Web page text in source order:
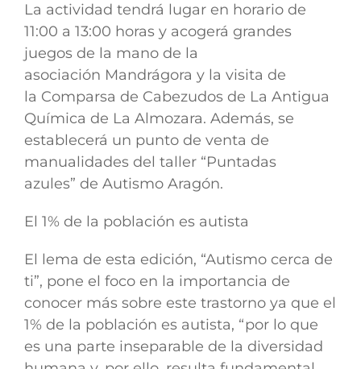
La actividad tendrá lugar en horario de
11:00 a 13:00 horas y acogerá grandes
juegos de la mano de la
asociación Mandrágora y la visita de
la Comparsa de Cabezudos de La Antigua
Química de La Almozara. Además, se
establecerá un punto de venta de
manualidades del taller “Puntadas
azules” de Autismo Aragón.
El 1% de la población es autista
El lema de esta edición, “Autismo cerca de
ti”, pone el foco en la importancia de
conocer más sobre este trastorno ya que el
1% de la población es autista, “por lo que
es una parte inseparable de la diversidad